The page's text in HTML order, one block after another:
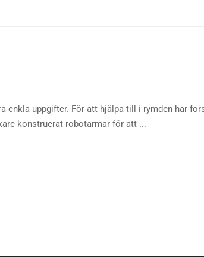
enkla uppgifter. För att hjälpa till i rymden har
konstruerat robotarmar för att ...